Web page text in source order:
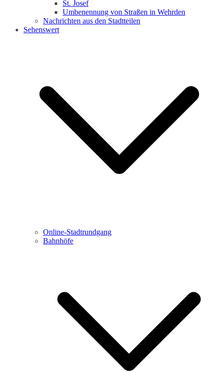
St. Josef
Umbenennung von Straßen in Wehrden
Nachrichten aus den Stadtteilen
Sehenswert
Online-Stadtrundgang
Bahnhöfe